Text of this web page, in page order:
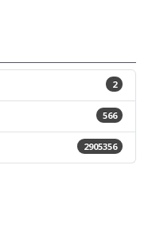
2
566
2905356